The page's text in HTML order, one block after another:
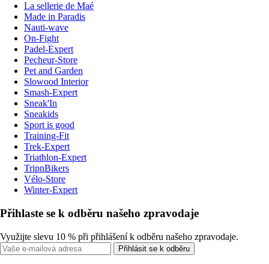
La sellerie de Maé
Made in Paradis
Nauti-wave
On-Fight
Padel-Expert
Pecheur-Store
Pet and Garden
Slowood Interior
Smash-Expert
Sneak'In
Sneakids
Sport is good
Training-Fit
Trek-Expert
Triathlon-Expert
TripnBikers
Vélo-Store
Winter-Expert
Přihlaste se k odběru našeho zpravodaje
Využijte slevu 10 % při přihlášení k odběru našeho zpravodaje.
Přihlásit se k odběru